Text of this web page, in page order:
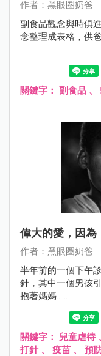
作者：黑眼圈奶爸
副食品觀念與時俱
念整理成表格，供爸
關鍵字： 副食品 、
偉大的愛，因為
作者：黑眼圈奶爸
半年前的一個下午
針，其中一個男孩
抱著媽媽......
關鍵字： 兒童虐待
打針 、 疫苗 、 預